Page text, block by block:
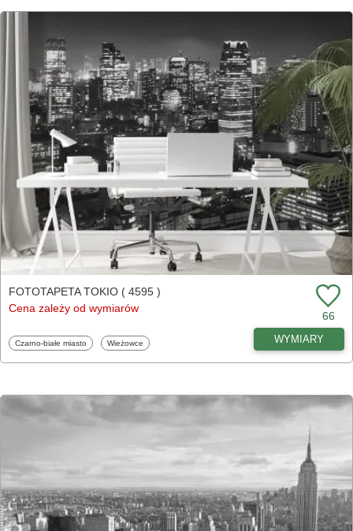
FOTOTAPETA TOKIO ( 4595 )
Cena zależy od wymiarów
66
Fototapety
Czarno-białe miasto Fototapety
Wieżowce WYMIARY